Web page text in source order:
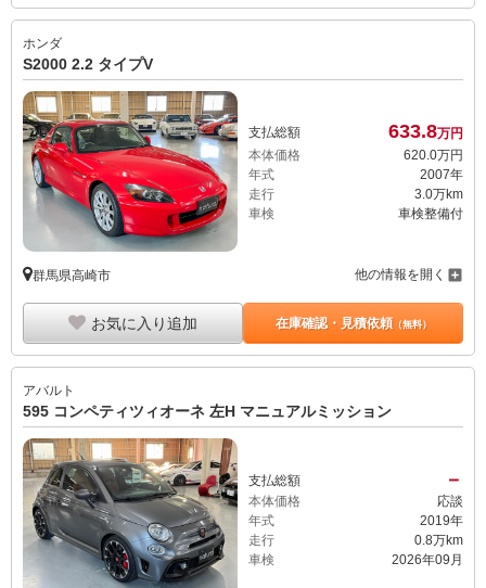
ホンダ
S2000 2.2 タイプV
支払総額 633.8万円
本体価格
620. 0万円
年式
2007年
走行
3.0万km
車検
車検整備付
群馬県高崎市 他の情報を開く
お気に入り追加 在庫確認・見積依頼（無料）
アバルト
595 コンペティツィオーネ 左H マニュアルミッション
支払総額 －
本体価格
応談
年式
2019年
走行
0.8万km
車検
2026年09月